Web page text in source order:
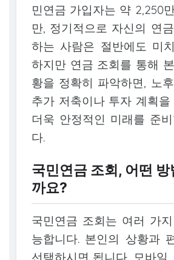
민연금 가입자는 약 2,250
만, 정기적으로 자신의 연
하는 사람은 절반에도 미
하지만 연금 조회를 통해
황을 정확히 파악하면, 노
추가 저축이나 투자 계획
더욱 안정적인 미래를 준
다.
국민연금 조회, 어떤
까요?
국민연금 조회는 여러 가
능합니다. 본인의 상황과